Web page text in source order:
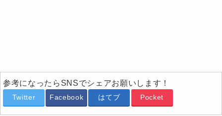
参考になったらSNSでシェアお願いします！
Twitter Facebook はてブ Pocket